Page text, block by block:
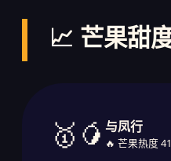
📈 芒果甜
🥇🥭 与凤行
🔥 芒果热度